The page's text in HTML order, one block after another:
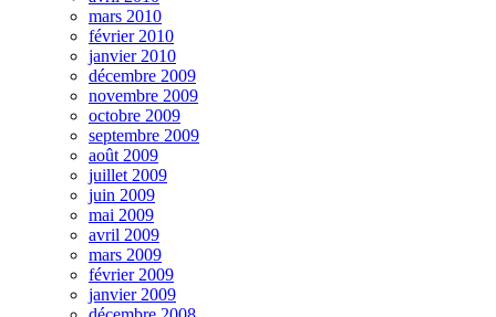
mars 2010
février 2010
janvier 2010
décembre 2009
novembre 2009
octobre 2009
septembre 2009
août 2009
juillet 2009
juin 2009
mai 2009
avril 2009
mars 2009
février 2009
janvier 2009